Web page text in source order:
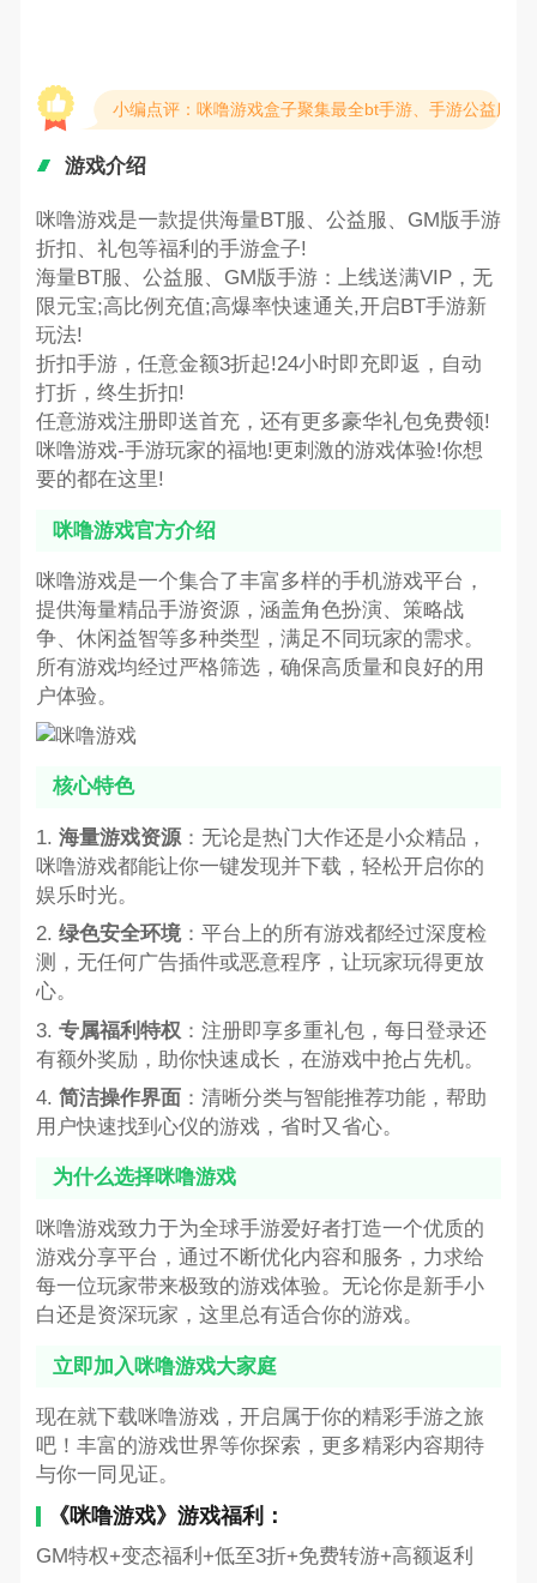
小编点评：咪噜游戏盒子聚集最全bt手游、手游公益服
游戏介绍
咪噜游戏是一款提供海量BT服、公益服、GM版手游
折扣、礼包等福利的手游盒子!
海量BT服、公益服、GM版手游：上线送满VIP，无
限元宝;高比例充值;高爆率快速通关,开启BT手游新
玩法!
折扣手游，任意金额3折起!24小时即充即返，自动
打折，终生折扣!
任意游戏注册即送首充，还有更多豪华礼包免费领!
咪噜游戏-手游玩家的福地!更刺激的游戏体验!你想
要的都在这里!
咪噜游戏官方介绍
咪噜游戏是一个集合了丰富多样的手机游戏平台，
提供海量精品手游资源，涵盖角色扮演、策略战
争、休闲益智等多种类型，满足不同玩家的需求。
所有游戏均经过严格筛选，确保高质量和良好的用
户体验。
核心特色
1. 海量游戏资源：无论是热门大作还是小众精品，
咪噜游戏都能让你一键发现并下载，轻松开启你的
娱乐时光。
2. 绿色安全环境：平台上的所有游戏都经过深度检
测，无任何广告插件或恶意程序，让玩家玩得更放
心。
3. 专属福利特权 ：注册即享多重礼包，每日登录还
有额外奖励，助你快速成长，在游戏中抢占先机。
4. 简洁操作界面：清晰分类与智能推荐功能，帮助
用户快速找到心仪的游戏，省时又省心。
为什么选择咪噜游戏
咪噜游戏致力于为全球手游爱好者打造一个优质的
游戏分享平台，通过不断优化内容和服务，力求给
每一位玩家带来极致的游戏体验。无论你是新手小
白还是资深玩家，这里总有适合你的游戏。
立即加入咪噜游戏大家庭
现在就下载咪噜游戏，开启属于你的精彩手游之旅
吧！丰富的游戏世界等你探索，更多精彩内容期待
与你一同见证。
《咪噜游戏》游戏福利：
GM特权+变态福利+低至3折+免费转游+高额返利